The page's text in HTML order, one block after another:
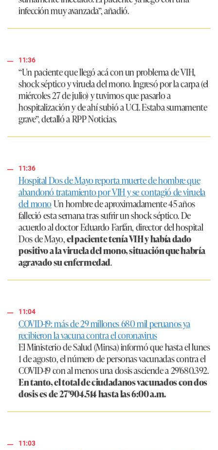
infección muy avanzada”, añadió.
11:36
“Un paciente que llegó acá con un problema de VIH,
shock séptico y viruela del mono. Ingresó por la carpa (el
miércoles 27 de julio) y tuvimos que pasarlo a
hospitalización y de ahí subió a UCI. Estaba sumamente
grave”, detalló a RPP Noticias.
11:36
Hospital Dos de Mayo reporta muerte de hombre que
abandonó tratamiento por VIH y se contagió de viruela
del monoUn hombre de aproximadamente 45 años
falleció esta semana tras sufrir un shock séptico. De
acuerdo al doctor Eduardo Farfán, director del hospital
Dos de Mayo,el paciente tenía VIH y había dado
positivo a la viruela del mono, situación que habría
agravado su enfermedad.
11:04
COVID-19: más de 29 millones 680 mil peruanos ya
recibieron la vacuna contra el coronavirus
El Ministerio de Salud (Minsa) informó que hasta el lunes
1 de agosto, el número de personas vacunadas contra el
COVID-19 con al menos una dosis asciende a 29′680.392.
En tanto, el total de ciudadanos vacunados con dos
dosis es de 27′904.514 hasta las 6:00 a.m.
11:03